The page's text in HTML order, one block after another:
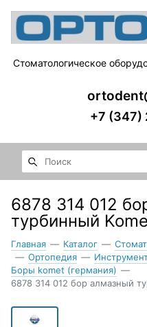
Стоматологическое
+7 (347)
6878 314 012
турбинный
Главная — Каталог —
— Ортопедия —
Боры komet (германия) —
6878 314 012 бор алмазный